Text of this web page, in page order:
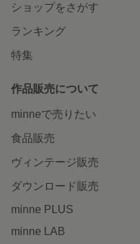
ショップをさがす
ランキング
特集
作品販売について
minneで売りたい
食品販売
ヴィンテージ販売
ダウンロード販売
minne PLUS
minne LAB